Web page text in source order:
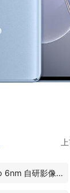
vivo 6nm 自研影像芯片 V3